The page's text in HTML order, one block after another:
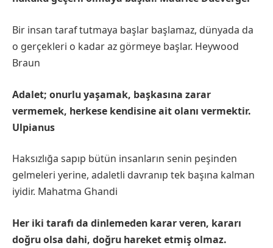
Bir insan taraf tutmaya başlar başlamaz, dünyada da
o gerçekleri o kadar az görmeye başlar. Heywood
Braun
Adalet; onurlu yaşamak, başkasına zarar
vermemek, herkese kendisine ait olanı vermektir.
Ulpianus
Haksızlığa sapıp bütün insanların senin peşinden
gelmeleri yerine, adaletli davranıp tek başına kalman
iyidir. Mahatma Ghandi
Her iki tarafı da dinlemeden karar veren, kararı
doğru olsa dahi, doğru hareket etmiş olmaz.